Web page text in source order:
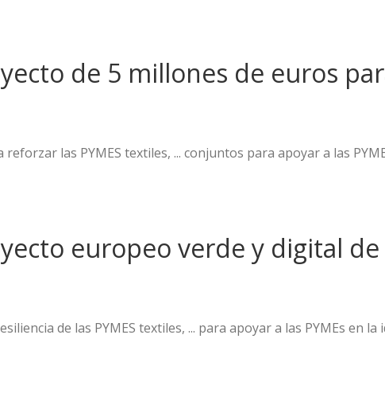
de 5 millones de euros
las PYMES textiles, ... conjuntos para apoyar a las
europeo verde y digital
de las PYMES textiles, ... para apoyar a las PYMEs en